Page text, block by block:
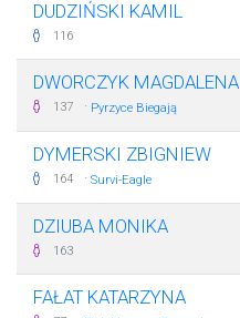
DUDZIŃSKI KAMIL
116
DWORCZYK MAGDALENA
137 · Pyrzyce Biegają
DYMERSKI ZBIGNIEW
164 · Survi-Eagle
DZIUBA MONIKA
163
FAŁAT KATARZYNA